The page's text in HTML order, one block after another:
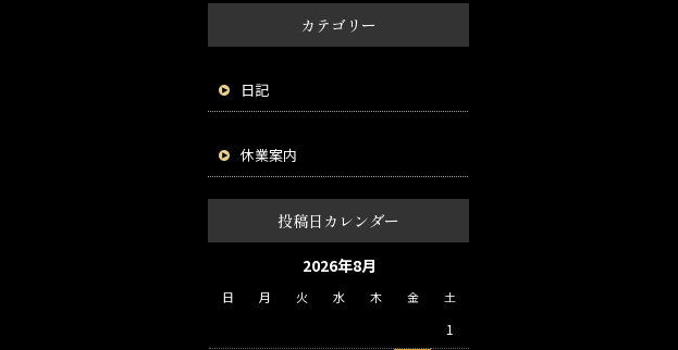
カテゴリー
日記
休業案内
投稿日カレンダー
2026年8月
日 月 火 水 木 金 土
1